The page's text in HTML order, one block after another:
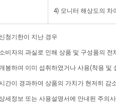
4) 모니터 해상도의 차
청기한이 지난 경우
비자의 과실로 인해 상품 및 구성품의
봉하여 이미 섭취하였거나 사용(착용 및
간이 경과하여 상품의 가치가 현저히 감
세정보 또는 사용설명서에 안내된 주의